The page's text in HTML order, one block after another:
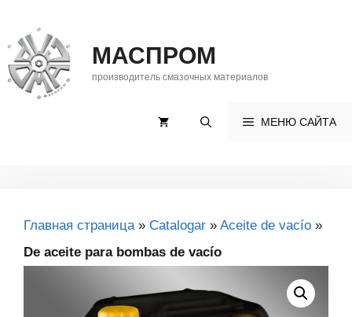
contenido
МАСПРОМ
производитель смазочных материалов
МЕНЮ САЙТА
Главная страница» Catalogar » Aceite de vacío »
De aceite para bombas de vacío